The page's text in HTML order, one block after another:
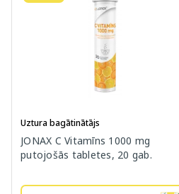
Uztura bagātinātājs
JONAX C Vitamīns 1000 mg
putojošās tabletes, 20 gab.